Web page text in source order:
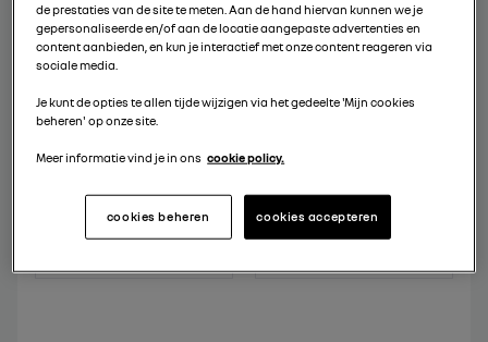
BROCHURE MODEL
de prestaties van de site te meten. Aan de hand hiervan kunnen we je
gepersonaliseerde en/of aan de locatie aangepaste advertenties en
content aanbieden, en kun je interactief met onze content reageren via
sociale media.
Je kunt de opties te allen tijde wijzigen via het gedeelte 'Mijn cookies
beheren' op onze site.
Meer informatie vind je in ons cookie policy.
cookies accepteren
cookies beheren